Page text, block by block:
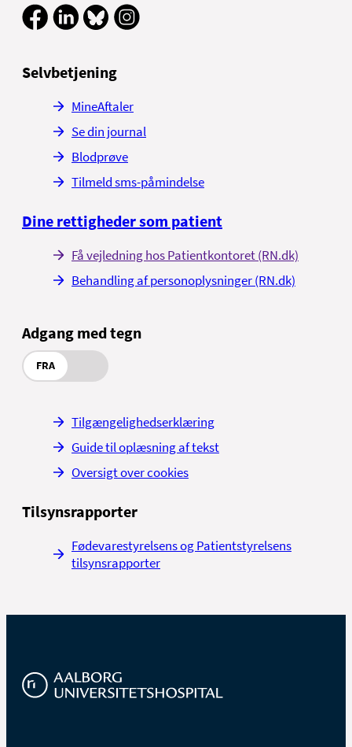
Selvbetjening
MineAftaler
Se din journal
Blodprøve
Tilmeld sms-påmindelse
Dine rettigheder som patient
Få vejledning hos Patientkontoret (RN.dk)
Behandling af personoplysninger (RN.dk)
Adgang med tegn
FRA
Tilgængelighedserklæring
Guide til oplæsning af tekst
Oversigt over cookies
Tilsynsrapporter
Fødevarestyrelsens og Patientstyrelsens
tilsynsrapporter